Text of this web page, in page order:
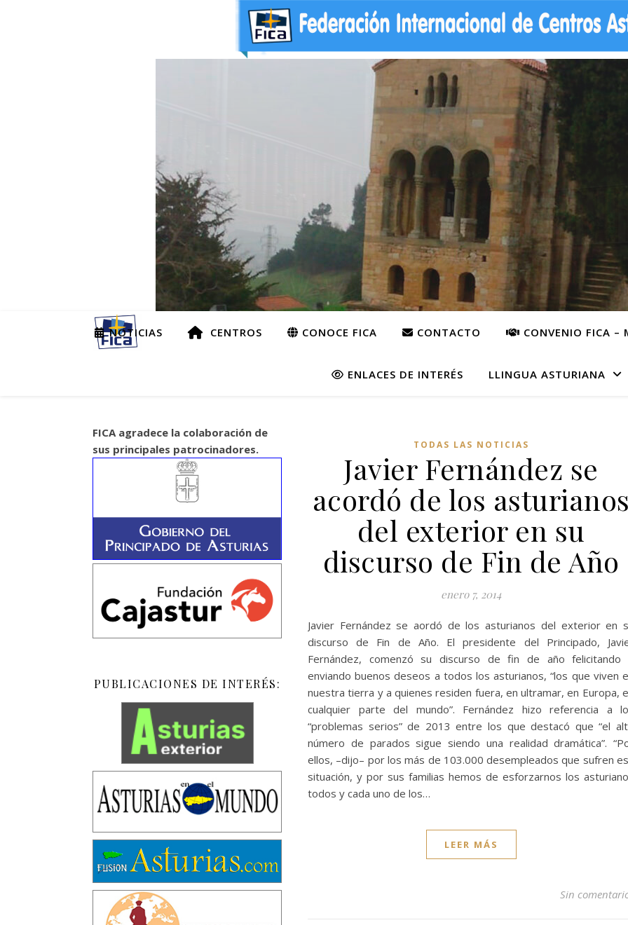
NOTICIAS CENTROS CONOCE FICA CONTACTO CONVENIO FICA –
ENLACES DE INTERÉS LLINGUA ASTURIANA
FICA agradece la colaboración de
sus principales patrocinadores.
PUBLICACIONES DE INTERÉS:
TODAS LAS NOTICIAS
Javier Fernández se
acordó de los asturianos
del exterior en su
discurso de Fin de Año
enero 7, 2014
Javier Fernández se aordó de los asturianos del exterior en
discurso de Fin de Año. El presidente del Principado,
Fernández, comenzó su discurso de fin de año felicitando
enviando buenos deseos a todos los asturianos, “los que viven
nuestra tierra y a quienes residen fuera, en ultramar, en Europa,
cualquier parte del mundo”. Fernández hizo referencia a
“problemas serios” de 2013 entre los que destacó que “el
número de parados sigue siendo una realidad dramática”.
ellos, –dijo– por los más de 103.000 desempleados que sufren
situación, y por sus familias hemos de esforzarnos los
todos y cada uno de los…
LEER MÁS
Sin